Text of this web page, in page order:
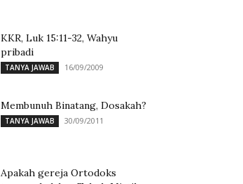
KKR, Luk 15:11-32, Wahyu
pribadi
TANYA JAWAB 16/09/2009
Membunuh Binatang, Dosakah?
TANYA JAWAB 30/09/2011
Apakah gereja Ortodoks